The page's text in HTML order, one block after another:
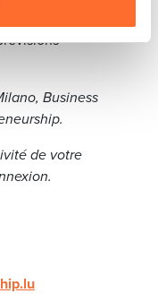
Business
de votre